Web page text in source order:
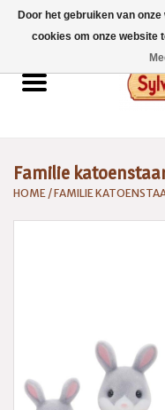
Home
Catalogus 2026
Familie
HOME /FAMILIE
Door het gebruiken van
cookies om onze website